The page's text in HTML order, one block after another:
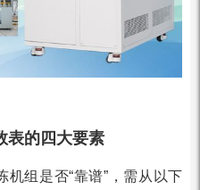
表的四大要素
机组是否“靠谱”，需从以下